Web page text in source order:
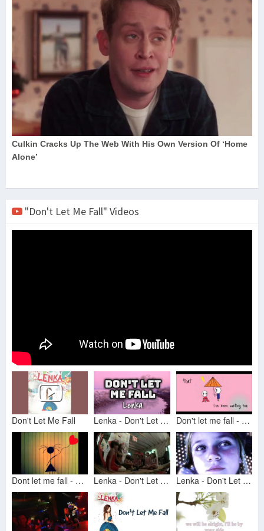
"Don't Let Me Fall" Videos
Don't Let Me Fall Lenka - Don't Let Me Fall (Lyrics Video) 🎤 Don't let me fall - Lenka
Dont let me fall - Lenka Lenka - Don't Let Me Fall - Woodstock Lenka - Don't Let Me Fall Official Music Video - SMARTalec